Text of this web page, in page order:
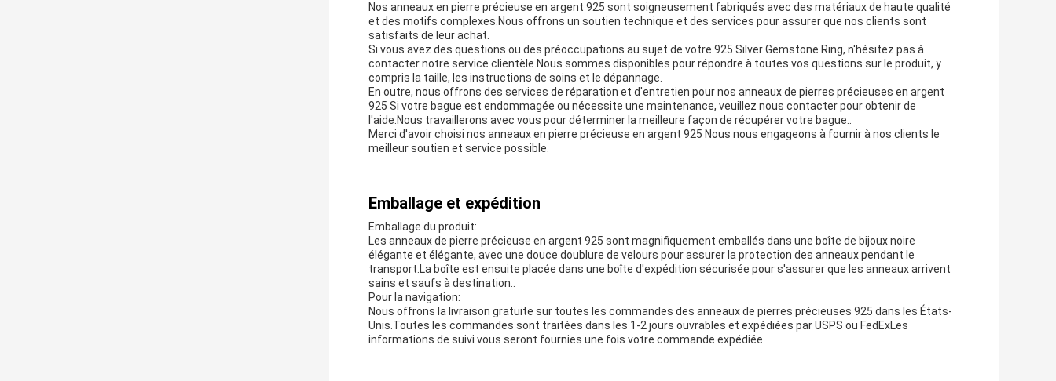
Nos anneaux en pierre précieuse en argent 925 sont soigneusement fabriqués avec des matériaux de haute qualité
et des motifs complexes.Nous offrons un soutien technique et des services pour assurer que nos clients sont
satisfaits de leur achat.
Si vous avez des questions ou des préoccupations au sujet de votre 925 Silver Gemstone Ring, n'hésitez pas à
contacter notre service clientèle.Nous sommes disponibles pour répondre à toutes vos questions sur le produit, y
compris la taille, les instructions de soins et le dépannage.
En outre, nous offrons des services de réparation et d'entretien pour nos anneaux de pierres précieuses en argent
925 Si votre bague est endommagée ou nécessite une maintenance, veuillez nous contacter pour obtenir de
l'aide.Nous travaillerons avec vous pour déterminer la meilleure façon de récupérer votre bague..
Merci d'avoir choisi nos anneaux en pierre précieuse en argent 925 Nous nous engageons à fournir à nos clients le
meilleur soutien et service possible.
Emballage et expédition
Emballage du produit:
Les anneaux de pierre précieuse en argent 925 sont magnifiquement emballés dans une boîte de bijoux noire
élégante et élégante, avec une douce doublure de velours pour assurer la protection des anneaux pendant le
transport.La boîte est ensuite placée dans une boîte d'expédition sécurisée pour s'assurer que les anneaux arrivent
sains et saufs à destination..
Pour la navigation:
Nous offrons la livraison gratuite sur toutes les commandes des anneaux de pierres précieuses 925 dans les États-
Unis.Toutes les commandes sont traitées dans les 1-2 jours ouvrables et expédiées par USPS ou FedExLes
informations de suivi vous seront fournies une fois votre commande expédiée.